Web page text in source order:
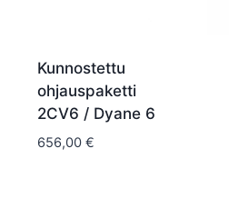
Kunnostettu
ohjauspaketti
2CV6 / Dyane 6
656,00 €